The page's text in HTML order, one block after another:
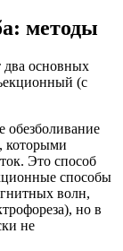
методы
два основных
(с
обезболивание
которыми
Это способ
способы
волн,
но в
не